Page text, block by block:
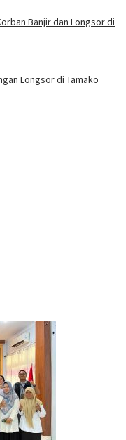
Banjir dan Longsor di
Longsor di Tamako